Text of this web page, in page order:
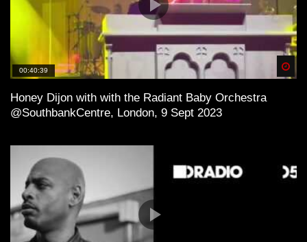
00:40:39
Honey Dijon with with the Radiant Baby Orchestra
@SouthbankCentre, London, 9 Sept 2023